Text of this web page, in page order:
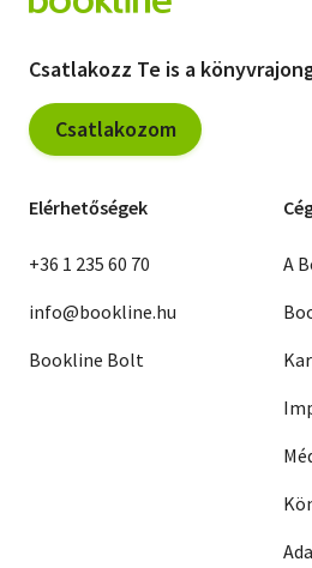
Csatlakozz Te is a
Csatlakozom
Elérhetőségek
+36 1 235 60 70
info@bookline.hu
Bookline Bolt
A